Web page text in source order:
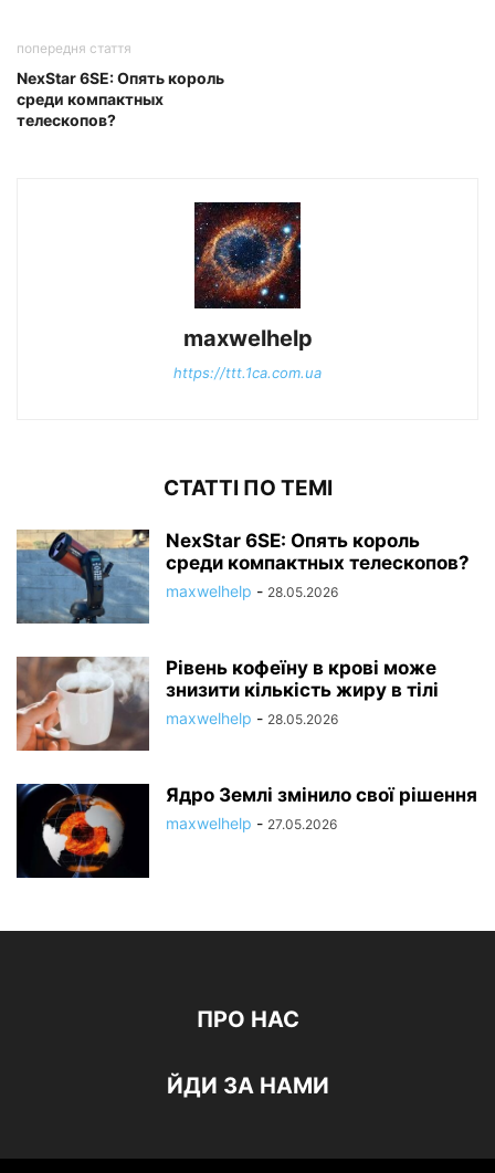
попередня стаття
NexStar 6SE: Опять король
среди компактных
телескопов?
maxwelhelp
https://ttt.1ca.com.ua
СТАТТІ ПО ТЕМІ
NexStar 6SE: Опять король
среди компактных телескопов?
maxwelhelp - 28.05.2026
Рівень кофеїну в крові може
знизити кількість жиру в тілі
maxwelhelp - 28.05.2026
Ядро Землі змінило свої рішення
maxwelhelp - 27.05.2026
ПРО НАС
ЙДИ ЗА НАМИ